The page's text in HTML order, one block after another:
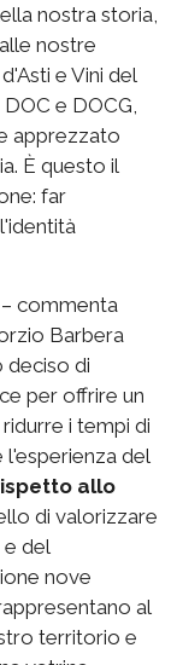
nostra storia,
nostre
e Vini del
e DOCG,
apprezzato
È questo il
far
commenta
Barbera
deciso di
per offrire un
i tempi di
del
allo
di valorizzare
del
nove
al
territorio e